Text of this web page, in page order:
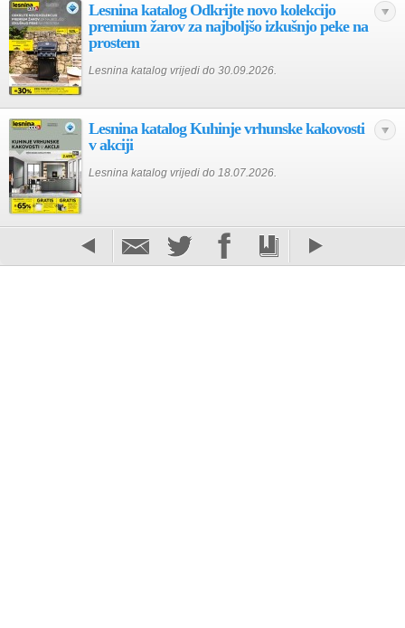
Lesnina katalog Odkrijte novo kolekcijo
premium žarov za najboljšo izkušnjo peke na
prostem
Lesnina katalog vrijedi do 30.09.2026.
Lesnina katalog Kuhinje vrhunske kakovosti
v akciji
Lesnina katalog vrijedi do 18.07.2026.